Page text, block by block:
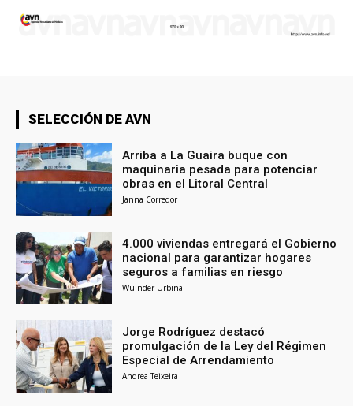
SELECCIÓN DE AVN
Arriba a La Guaira buque con
maquinaria pesada para potenciar
obras en el Litoral Central
Janna Corredor
4.000 viviendas entregará el Gobierno
nacional para garantizar hogares
seguros a familias en riesgo
Wuinder Urbina
Jorge Rodríguez destacó
promulgación de la Ley del Régimen
Especial de Arrendamiento
Andrea Teixeira